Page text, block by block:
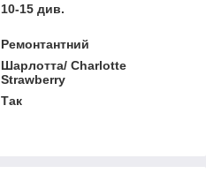
10-15 див.
Ремонтантний
Шарлотта/ Charlotte
Strawberry
Так